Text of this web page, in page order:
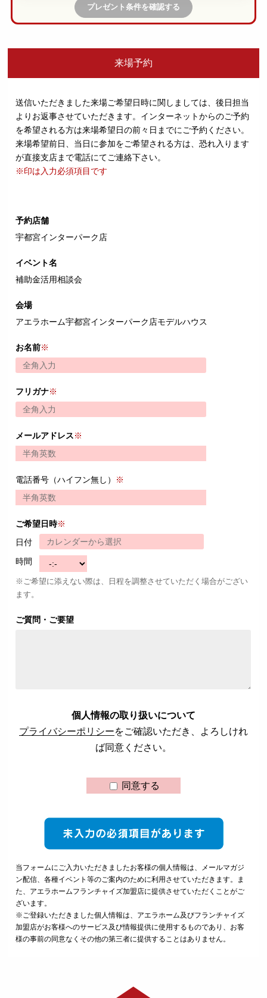
プレゼント条件を確認する
来場予約
送信いただきました来場ご希望日時に関しましては、後日担当
よりお返事させていただきます。 インターネットからのご予約
を希望される方は来場希望日の前々日までにご予約ください。
来場希望前日、当日に参加をご希望される方は、恐れ入ります
が直接支店まで電話にてご連絡下さい。
※印は入力必須項目です
予約店舗
宇都宮インターパーク店
イベント名
補助金活用相談会
会場
アエラホーム宇都宮インターパーク店モデルハウス
お名前※
フリガナ※
メールアドレス※
電話番号（ハイフン無し） ※
ご希望日時※
日付
時間
※ご希望に添えない際は、日程を調整させていただく場合がござい
ます。
ご質問・ご要望
個人情報の取り扱いについて
プライバシーポリシーをご確認いただき、よろしけれ
ば同意ください。
同意する
当フォームにご入力いただきましたお客様の個人情報は、メールマガジ
ン配信、各種イベント等のご案内のために利用させていただきます。ま
た、アエラホームフランチャイズ加盟店に提供させていただくことがご
ざいます。
※ご登録いただきました個人情報は、アエラホーム及びフランチャイズ
加盟店がお客様へのサービス及び情報提供に使用するものであり、お客
様の事前の同意なくその他の第三者に提供することはありません。